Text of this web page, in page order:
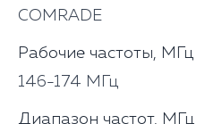
COMRADE
Рабочие частоты, МГц
146-174 МГц
Диапазон частот, МГц